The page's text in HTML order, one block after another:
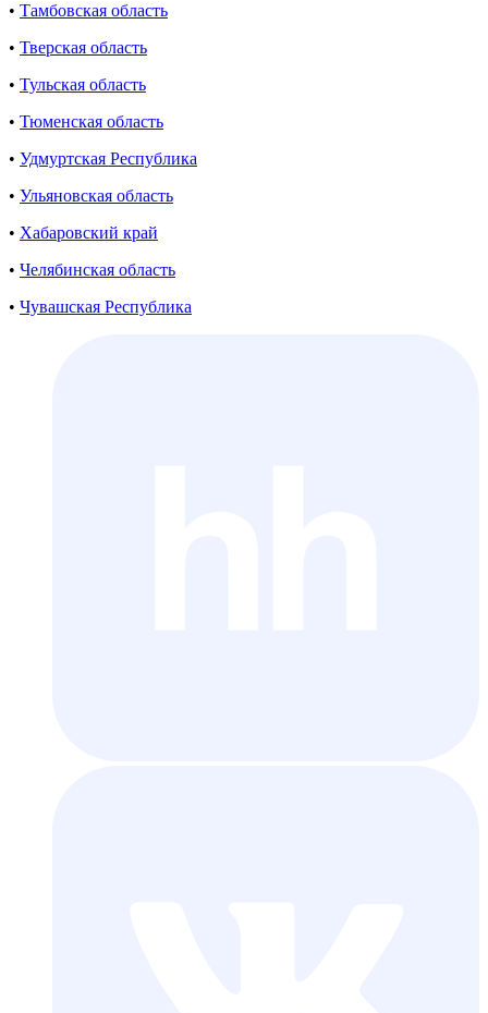
• Тамбовская область
• Тверская область
• Тульская область
• Тюменская область
• Удмуртская Республика
• Ульяновская область
• Хабаровский край
• Челябинская область
• Чувашская Республика